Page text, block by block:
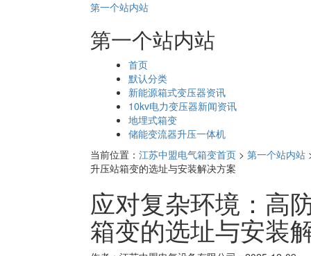
第一个站内站
第一个站内站
首页
默认分类
新能源箱式变压器资讯
10kv电力变压器新闻资讯
地埋式箱变
储能变流器升压一体机
当前位置： 江苏中盟电气箱变首页 > 第一个站内站
升压站箱变的选址与安装解决方案
应对复杂环境：高
箱变的选址与安装